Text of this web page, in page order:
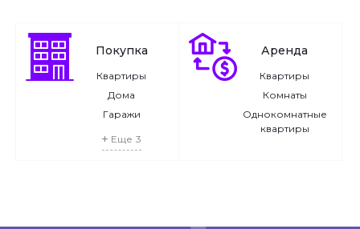
Покупка
Квартиры
Дома
Гаражи
Еще 3
Аренда
Квартиры
Комнаты
Однокомнатные
квартиры